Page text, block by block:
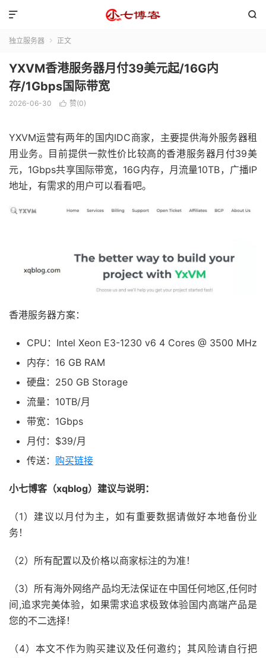


独立服务器  正文
YXVM香港服务器月付39美元起/16G内
存/1Gbps国际带宽
2026-06-30  赞(0)
YXVM运营有两年的国内IDC商家，主要提供海外服务器租
用业务。目前提供一款性价比较高的香港服务器月付39美
元，1Gbps共享国际带宽，16G内存，月流量10TB，广播IP
地址，有需求的用户可以看看吧。
香港服务器方案：
CPU：Intel Xeon E3-1230 v6 4 Cores @ 3500 MHz
内存：16 GB RAM
硬盘：250 GB Storage
流量：10TB/月
带宽： 1Gbps
月付：$39/月
传送： 购买链接
小七博客（xqblog）建议与说明：
（1）建议以月付为主，如有重要数据请做好本地备份业
务！
（2）所有配置以及价格以商家标注的为准！
（3）所有海外网络产品均无法保证在中国任何地区,任何时
间,追求完美体验，如果需求追求极致体验国内高端产品是
您的不二选择！
（4）本文不作为购买建议及任何邀约；其风险请自行把